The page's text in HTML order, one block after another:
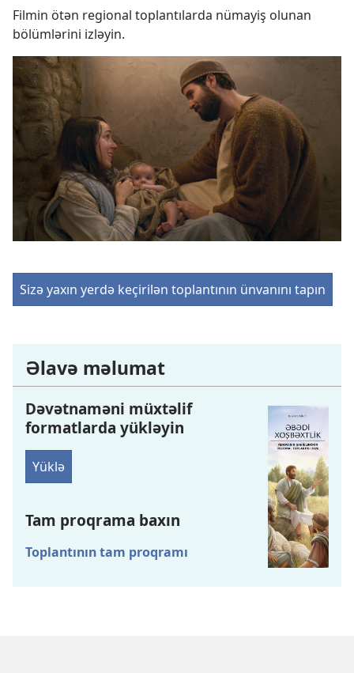
Filmin ötən regional toplantılarda nümayiş olunan
bölümlərini izləyin.
Sizə yaxın yerdə keçirilən toplantının ünvanını tapın
Əlavə məlumat
Dəvətnaməni müxtəlif
formatlarda yükləyin
Yüklə
Tam proqrama baxın
Toplantının tam proqramı